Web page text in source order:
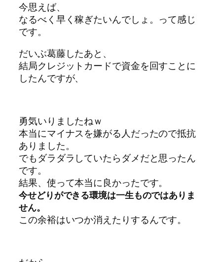
今思えば、
なるべく早く稼ぎたいんでしょ。って感じ
です。
だいぶ葛藤したあと、
結局クレジットカードで資金を回すことに
したんですが、
勇気いりましたねｗ
本当にマイナスを嫌がる人だったので抵抗
ありました。
でもダラダラしていたらダメだと思ったん
です。
結果、使って本当に良かったです。
今せどりができる環境は一生ものではありま
せん。
この余裕はいつか消えたりするんです。